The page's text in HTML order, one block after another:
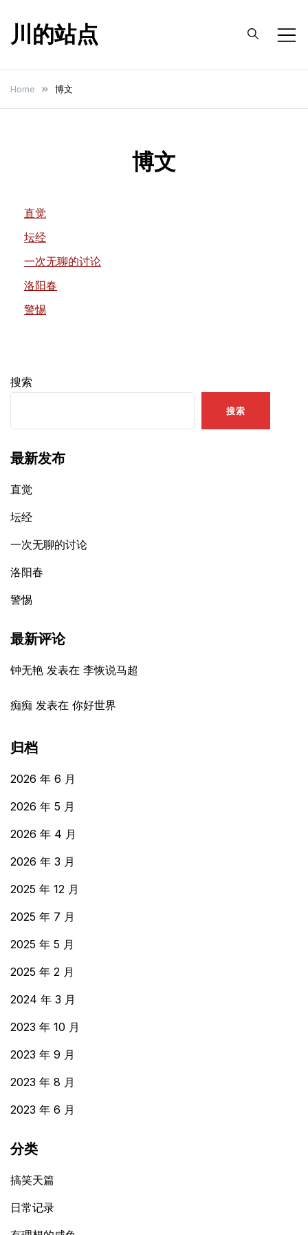
川的站点
Home 博文
博文
直觉
坛经
一次无聊的讨论
洛阳春
警惕
搜索
搜索
最新发布
直觉
坛经
一次无聊的讨论
洛阳春
警惕
最新评论
钟无艳 发表在 李恢说马超
痴痴 发表在 你好世界
归档
2026 年 6 月
2026 年 5 月
2026 年 4 月
2026 年 3 月
2025 年 12 月
2025 年 7 月
2025 年 5 月
2025 年 2 月
2024 年 3 月
2023 年 10 月
2023 年 9 月
2023 年 8 月
2023 年 6 月
分类
搞笑天篇
日常记录